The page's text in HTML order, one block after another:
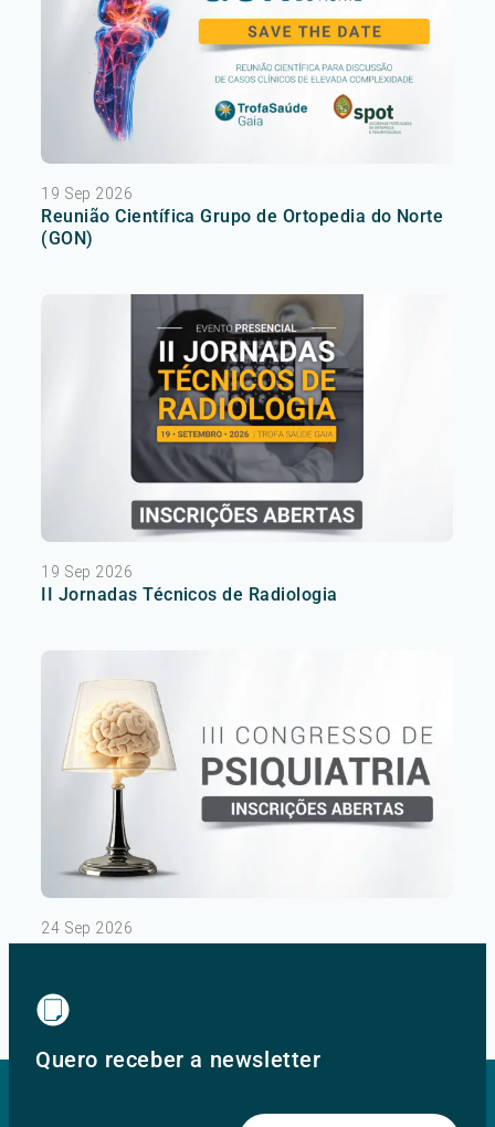
19 Sep 2026
Reunião Científica Grupo de Ortopedia do Norte
(GON)
19 Sep 2026
II Jornadas Técnicos de Radiologia
24 Sep 2026
III Congresso de Psiquiatria – Dia 1
Quero receber a newsletter